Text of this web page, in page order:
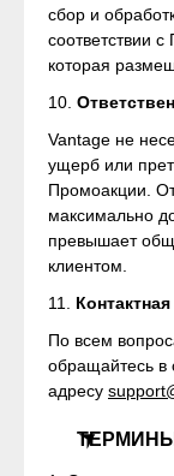
сбор и
соответствии
которая
10.
Vantage не
ущерб или
Промоакции.
максимально
превышает
клиентом.
11.
По всем
обращайтесь в
адресу
ТЕРМИНЫ